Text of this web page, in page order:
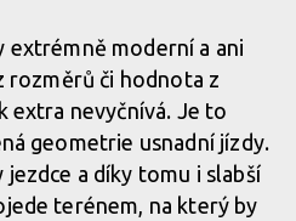
extrémně moderní a ani
rozměrů či hodnota z
extra nevyčnívá. Je to
geometrie usnadní jízdy.
a díky tomu i slabší
terénem, na který by